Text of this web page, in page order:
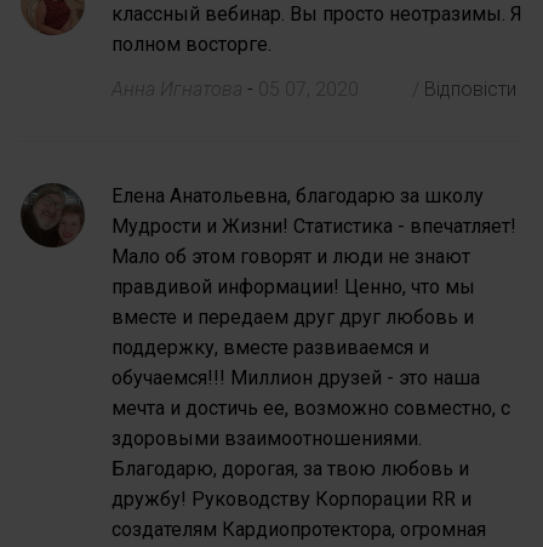
классный вебинар. Вы просто неотразимы. Я
полном восторге.
Анна Игнатова - 05 07, 2020 Відповісти
Елена Анатольевна, благодарю за школу
Мудрости и Жизни! Статистика - впечатляет!
Мало об этом говорят и люди не знают
правдивой информации! Ценно, что мы
вместе и передаем друг друг любовь и
поддержку, вместе развиваемся и
обучаемся!!! Миллион друзей - это наша
мечта и достичь ее, возможно совместно, с
здоровыми взаимоотношениями.
Благодарю, дорогая, за твою любовь и
дружбу! Руководству Корпорации RR и
создателям Кардиопротектора, огромная